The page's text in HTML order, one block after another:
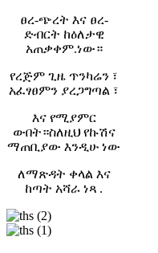
ፀረ-ጭረት እና ፀረ-
ድብርት ከዕለታዊ
አጠቃቀም.ነው።
የረጅም ጊዜ ጥንካሬን ፣
አፈፃፀምን ያረጋግጣል ፣
እና የሚያምር
ውበት።ስለዚህ የኩሽና
ማጠቢያው እንዲሁ ነው
ለማጽዳት ቀላል እና
ከጣት አሻራ ነጻ .